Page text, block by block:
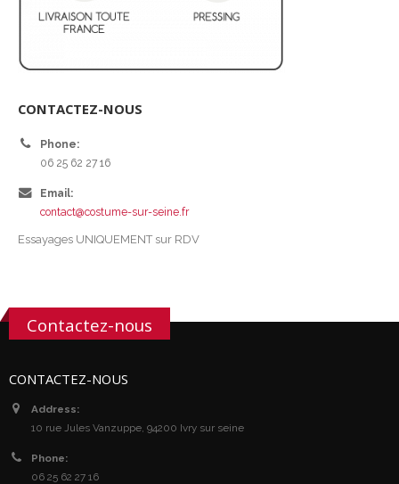
CONTACTEZ-NOUS
Phone:
06 25 62 27 16
Email:
contact@costume-sur-seine.fr
Essayages UNIQUEMENT sur RDV
Contactez-nous
CONTACTEZ-NOUS
Address:
10 rue Jules Vanzuppe, 94200 Ivry sur seine
Phone:
06 25 62 27 16